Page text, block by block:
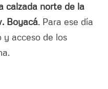
calzada norte de la
Boyacá. Para ese día
y acceso de los